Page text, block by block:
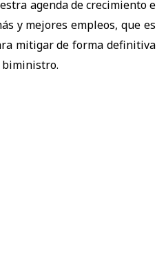
agenda de crecimiento e
y mejores empleos, que es
mitigar de forma definitiva
biministro.